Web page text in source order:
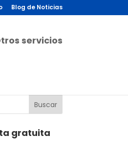
Blog de Noticias
servicios
gratuita